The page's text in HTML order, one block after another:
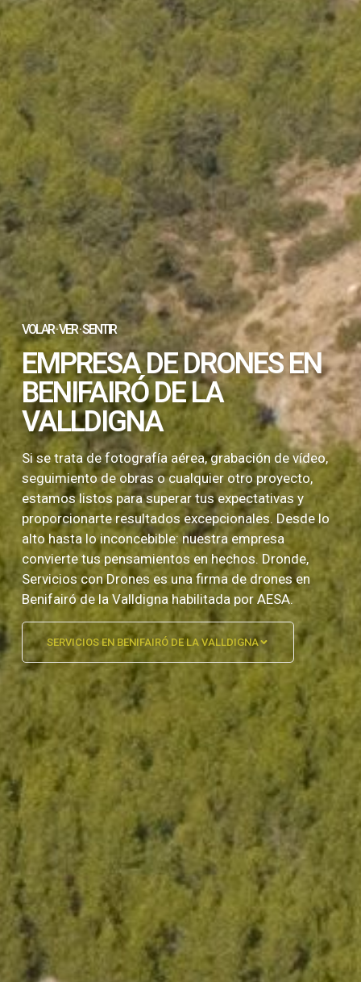
VOLAR · VER · SENTIR
EMPRESA DE DRONES EN
BENIFAIRÓ DE LA
VALLDIGNA
Si se trata de fotografía aérea, grabación de vídeo,
seguimiento de obras o cualquier otro proyecto,
estamos listos para superar tus expectativas y
proporcionarte resultados excepcionales. Desde lo
alto hasta lo inconcebible: nuestra empresa
convierte tus pensamientos en hechos. Dronde,
Servicios con Drones es una firma de drones en
Benifairó de la Valldigna habilitada por AESA.
SERVICIOS EN BENIFAIRÓ DE LA VALLDIGNA